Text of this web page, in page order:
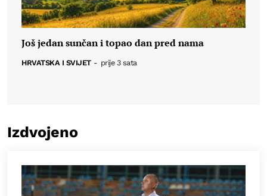
Još jedan sunčan i topao dan pred nama
HRVATSKA I SVIJET - prije 3 sata
Izdvojeno